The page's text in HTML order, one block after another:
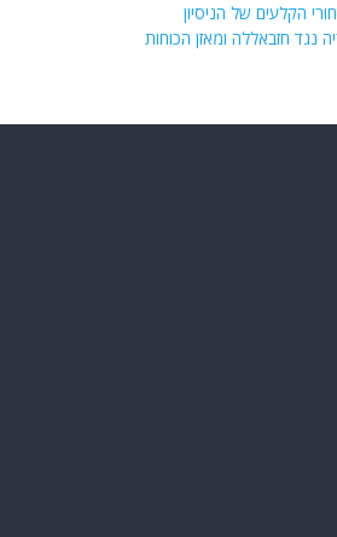
הקלעים של הניסיון
נגד חזבאללה ומאזן הכוחות